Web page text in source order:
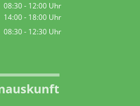
Von 14:00 bis 16:00 Uhr
08:30- 12:00 Uhr
Von 08:30 bis 12:00 Uhr
14:00- 18:00 Uhr
Von 14:00 bis 18:00 Uhr
08:30- 12:30 Uhr